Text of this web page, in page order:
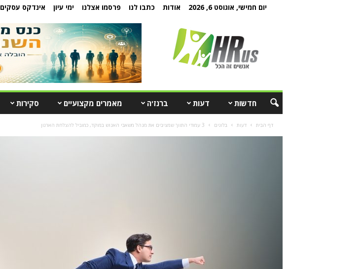
יום חמישי, אוגוסט 6, 2026 אודות כתבו לנו פרסמו אצלנו ימי עיון אינדקס עסקים
חדשות דעות ברנז'ה מאמרים מקצועיים סקירות
דף הבית דעות בלוגים 3 עמודי התווך שמציבים את מנהל משאבי האנוש במוקד, כמוביל להצלחת הארגון